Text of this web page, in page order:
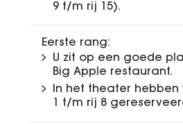
9 t/m rij 15).
Eerste rang:
U zit op een goede
Big Apple restaurant.
In het theater hebben
1 t/m rij 8